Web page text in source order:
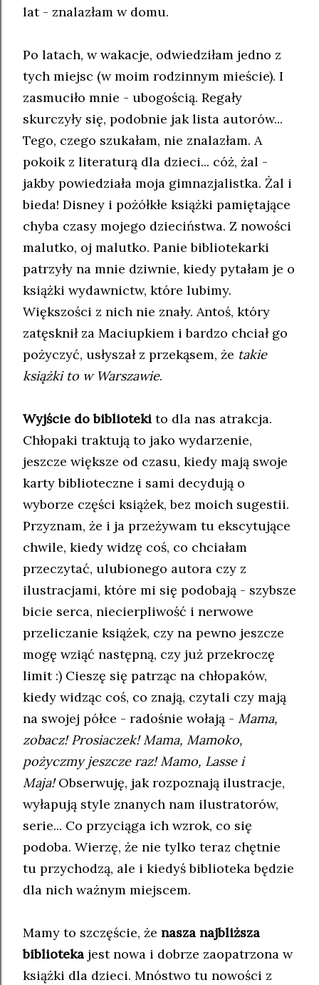
lat - znalazłam w domu.
Po latach, w wakacje, odwiedziłam jedno z
tych miejsc (w moim rodzinnym mieście). I
zasmuciło mnie - ubogością. Regały
skurczyły się, podobnie jak lista autorów...
Tego, czego szukałam, nie znalazłam. A
pokoik z literaturą dla dzieci... cóż, żal -
jakby powiedziała moja gimnazjalistka. Żal i
bieda! Disney i pożółkłe książki pamiętające
chyba czasy mojego dzieciństwa. Z nowości
malutko, oj malutko. Panie bibliotekarki
patrzyły na mnie dziwnie, kiedy pytałam je o
książki wydawnictw, które lubimy.
Większości z nich nie znały. Antoś, który
zatęsknił za Maciupkiem i bardzo chciał go
pożyczyć, usłyszał z przekąsem, że takie
książki to w Warszawie.
Wyjście do biblioteki to dla nas atrakcja.
Chłopaki traktują to jako wydarzenie,
jeszcze większe od czasu, kiedy mają swoje
karty biblioteczne i sami decydują o
wyborze części książek, bez moich sugestii.
Przyznam, że i ja przeżywam tu ekscytujące
chwile, kiedy widzę coś, co chciałam
przeczytać, ulubionego autora czy z
ilustracjami, które mi się podobają - szybsze
bicie serca, niecierpliwość i nerwowe
przeliczanie książek, czy na pewno jeszcze
mogę wziąć następną, czy już przekroczę
limit :) Cieszę się patrząc na chłopaków,
kiedy widząc coś, co znają, czytali czy mają
na swojej półce - radośnie wołają - Mama,
zobacz! Prosiaczek! Mama, Mamoko,
pożyczmy jeszcze raz! Mamo, Lasse i
Maja!Obserwuję, jak rozpoznają ilustracje,
wyłapują style znanych nam ilustratorów,
serie... Co przyciąga ich wzrok, co się
podoba. Wierzę, że nie tylko teraz chętnie
tu przychodzą, ale i kiedyś biblioteka będzie
dla nich ważnym miejscem.
Mamy to szczęście, że nasza najbliższa
biblioteka jest nowa i dobrze zaopatrzona w
książki dla dzieci. Mnóstwo tu nowości z